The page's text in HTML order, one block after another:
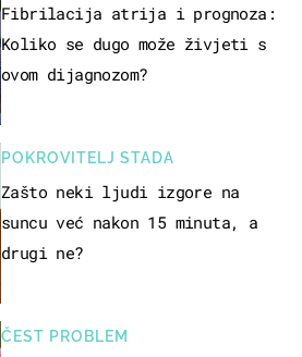
Fibrilacija atrija i prognoza:
Koliko se dugo može živjeti s
ovom dijagnozom?
POKROVITELJ STADA
Zašto neki ljudi izgore na
suncu već nakon 15 minuta, a
drugi ne?
ČEST PROBLEM